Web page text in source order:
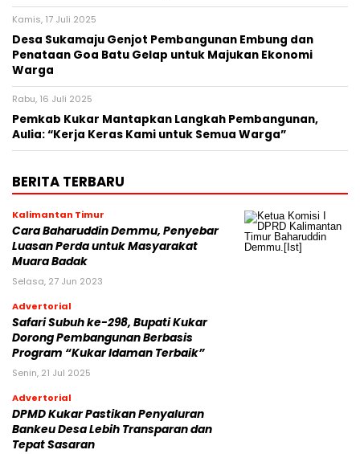
Kamis, 17 Juli 2025
Desa Sukamaju Genjot Pembangunan Embung dan
Penataan Goa Batu Gelap untuk Majukan Ekonomi
Warga
Rabu, 16 Juli 2025
Pemkab Kukar Mantapkan Langkah Pembangunan,
Aulia: “Kerja Keras Kami untuk Semua Warga”
BERITA TERBARU
Kalimantan Timur
Cara Baharuddin Demmu, Penyebar
Luasan Perda untuk Masyarakat
Muara Badak
Selasa, 27 Jun 2023
Advertorial
Safari Subuh ke-298, Bupati Kukar
Dorong Pembangunan Berbasis
Program “Kukar Idaman Terbaik”
Senin, 21 Jul 2025
Advertorial
DPMD Kukar Pastikan Penyaluran
Bankeu Desa Lebih Transparan dan
Tepat Sasaran